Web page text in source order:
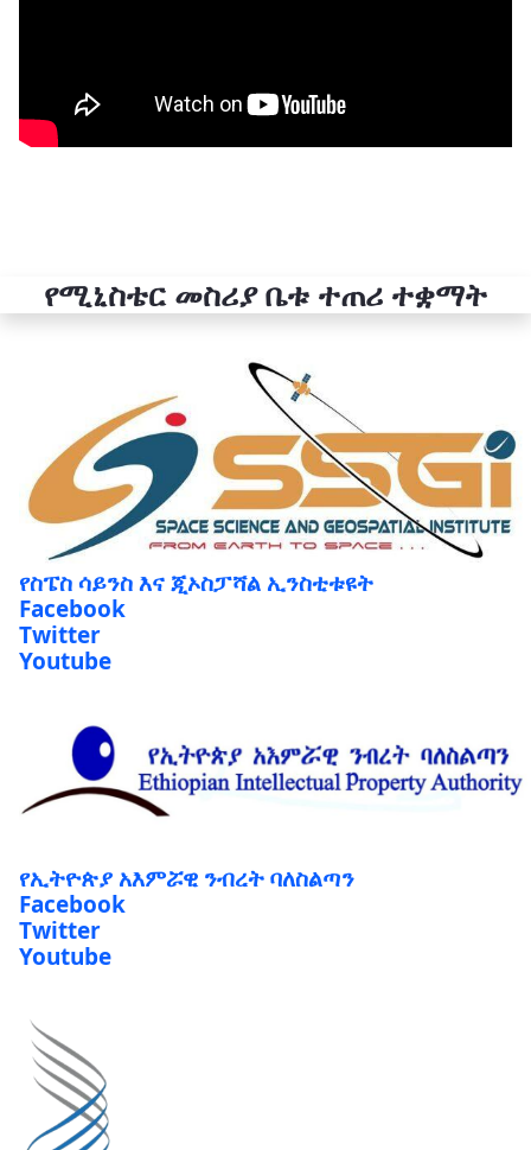
የሚኒስቴር መስሪያ ቤቱ ተጠሪ ተቋማት
የስፔስ ሳይንስ እና ጂኦስፓሻል ኢንስቲቱዩት
Facebook
Twitter
Youtube
የኢትዮጵያ አእምሯዊ ንብረት ባለስልጣን
Facebook
Twitter
Youtube